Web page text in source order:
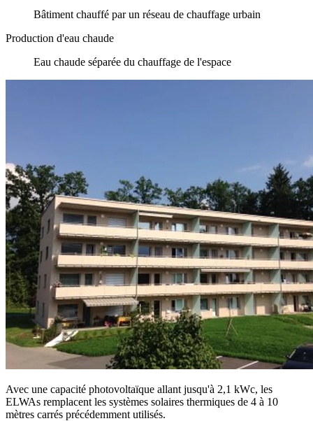
Bâtiment chauffé par un réseau de chauffage urbain
Production d'eau chaude
Eau chaude séparée du chauffage de l'espace
Avec une capacité photovoltaïque allant jusqu'à 2,1 kWc, les
ELWAs remplacent les systèmes solaires thermiques de 4 à 10
mètres carrés précédemment utilisés.